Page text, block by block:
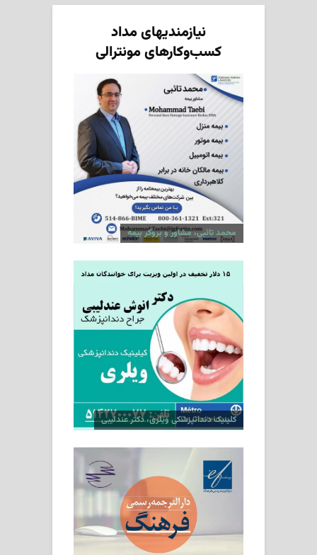
نیازمندیهای مداد
کسب‌وکارهای مونترالی
محمد تائبی، مشاور و بروکر بیمه
کلینیک دندانپزشکی ویلری، دکتر عندلیبی